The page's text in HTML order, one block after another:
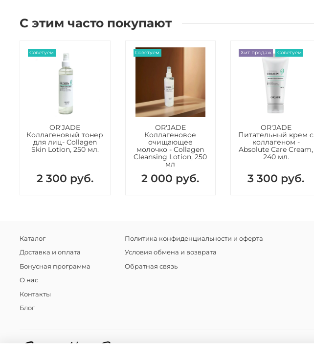
С этим часто покупают
Советуем
OR'JADE
Коллагеновый тонер
для лиц- Collagen
Skin Lotion, 250 мл.
2 300 руб.
Советуем
OR'JADE
Коллагеновое
очищающее
молочко - Collagen
Cleansing Lotion, 250
мл
2 000 руб.
Хит продаж Советуем
OR'JADE
Питательный крем с
коллагеном -
Absolute Care Cream,
240 мл.
3 300 руб.
Каталог
Доставка и оплата
Бонусная программа
О нас
Контакты
Блог
Политика конфиденциальности и оферта
Условия обмена и возврата
Обратная связь